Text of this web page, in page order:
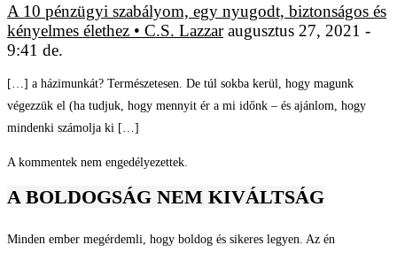
A 10 pénzügyi szabályom, egy nyugodt, biztonságos és
kényelmes élethez • C.S. Lazzar augusztus 27, 2021 -
9:41 de.
[…] a házimunkát? Természetesen. De túl sokba kerül, hogy magunk
végezzük el (ha tudjuk, hogy mennyit ér a mi időnk – és ajánlom, hogy
mindenki számolja ki […]
A kommentek nem engedélyezettek.
A BOLDOGSÁG NEM KIVÁLTSÁG
Minden ember megérdemli, hogy boldog és sikeres legyen. Az én